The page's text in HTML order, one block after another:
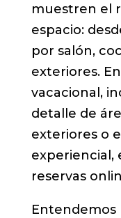
muestren el
espacio:
por salón,
exteriores.
vacacional,
detalle de
exteriores o
experiencial,
reservas
Entendemos